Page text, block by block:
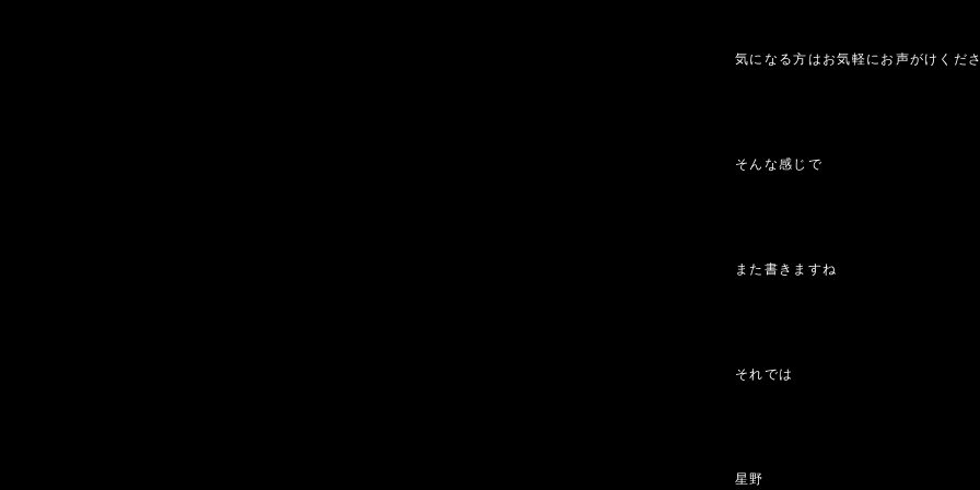
気になる方はお気軽にお声がけくだ
そんな感じで
また書きますね
それでは
星野